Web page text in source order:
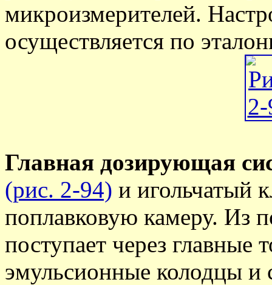
микроизмерителей.
осуществляется по
Главная дозирующая
(рис. 2-94) и игольчатый
поплавковую камеру. Из
поступает через
эмульсионные колодцы и